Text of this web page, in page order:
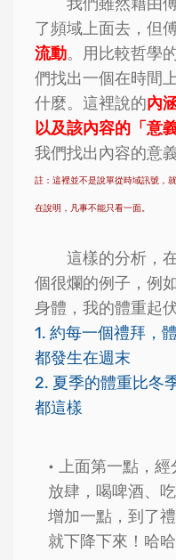
了頻域上面去，但
流動。用比較哲學
們找出一個在時間
什麼。這裡說的內
以及該內容的「意義
我們找出內容的意義
註：這裡並不是說單從時域訊號，
在說明，凡事不能只看一面。
這樣的分析，在
個很爛的例子，例
身體，我的體重起
1. 約每一個禮拜，
都發生在週末
2. 夏季的體重比冬
都這樣
上面第一點，
放肆，喝啤酒、
增加一點，到了
就下降下來！哈